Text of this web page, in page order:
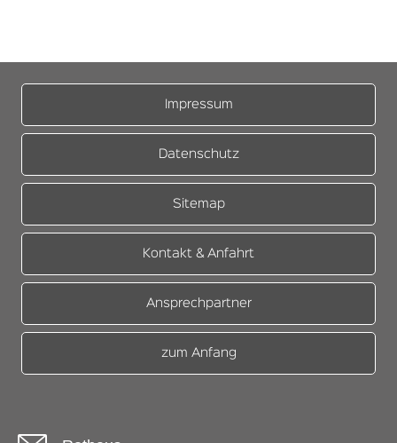
Impressum
Datenschutz
Sitemap
Kontakt & Anfahrt
Ansprechpartner
zum Anfang